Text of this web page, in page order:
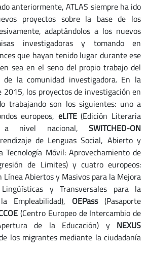
anteriormente, ATLAS siempre ha ido
proyectos sobre la base de los
adaptándolos a los nuevos
investigadoras y tomando en
que hayan tenido lugar durante ese
sea en el seno del propio trabajo del
la comunidad investigadora. En la
los proyectos de investigación en
trabajando son los siguientes: uno a
europeos, eLITE(Edición Literaria
a nivel nacional, SWITCHED-ON
de Lenguas Social, Abierto y
Tecnología Móvil: Aprovechamiento de
de Limites) y cuatro europeos:
Línea Abiertos y Masivos para la Mejora
y Transversales para la
Empleabilidad), OEPass(Pasaporte
(Centro Europeo de Intercambio de
de la Educación) y NEXUS
los migrantes mediante la ciudadanía